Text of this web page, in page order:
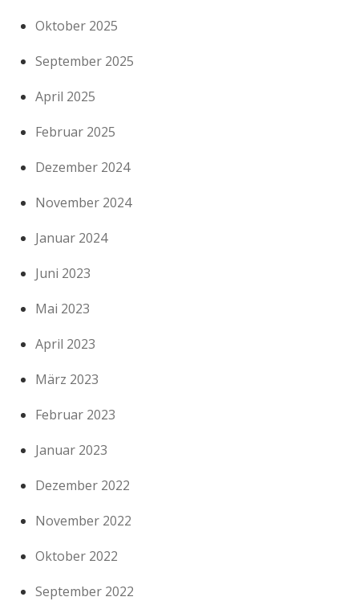
Oktober 2025
September 2025
April 2025
Februar 2025
Dezember 2024
November 2024
Januar 2024
Juni 2023
Mai 2023
April 2023
März 2023
Februar 2023
Januar 2023
Dezember 2022
November 2022
Oktober 2022
September 2022